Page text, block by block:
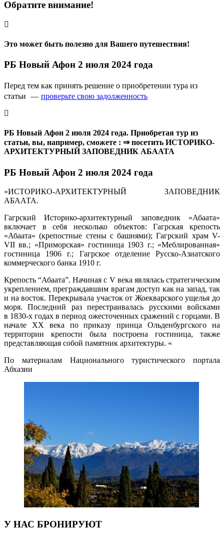
Обратите внимание!
Это может быть полезно для Вашего путешествия!
РБ Новый Афон 2 июля 2024 года
Перед тем как принять решение о приобретении тура из
статьи — проверьте свою задолженность
РБ Новый Афон 2 июля 2024 года. Приобретая тур из
статьи, вы, например, сможете : ⇒ посетить ИСТОРИКО-
АРХИТЕКТУРНЫЙ ЗАПОВЕДНИК АБААТА
РБ Новый Афон 2 июля 2024 года
«ИСТОРИКО-АРХИТЕКТУРНЫЙ ЗАПОВЕДНИК
АБААТА.
Гагрский Историко-архитектурный заповедник «Абаата»
включает в себя несколько объектов: Гагрская крепость
«Абаата» (крепостные стены с башнями); Гагрский храм V-
VII вв.; «Приморская» гостиница 1903 г.; «Меблированная»
гостиница 1906 г.; Гагрское отделение Русско-Азиатского
коммерческого банка 1910 г.
Крепость “Абаата”. Начиная с V века являлась стратегическим
укреплением, преграждавшим врагам доступ как на запад, так
и на восток. Перекрывала участок от Жоекварского ущелья до
моря. Последний раз перестраивалась русскими войсками
в 1830-х годах в период ожесточенных сражений с горцами. В
начале XX века по приказу принца Ольденбургского на
территории крепости была построена гостиница, также
представляющая собой памятник архитектуры. «
По материалам Национального туристического портала
Абхазии
У НАС БРОНИРУЮТ